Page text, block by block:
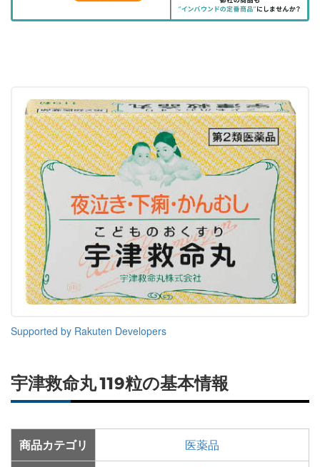
る
る
に
Supported by Rakuten Developers
宇津救命丸 119粒の基本情報
商品カテゴリ
医薬品